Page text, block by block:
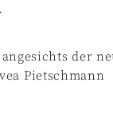
der
Pietschmann